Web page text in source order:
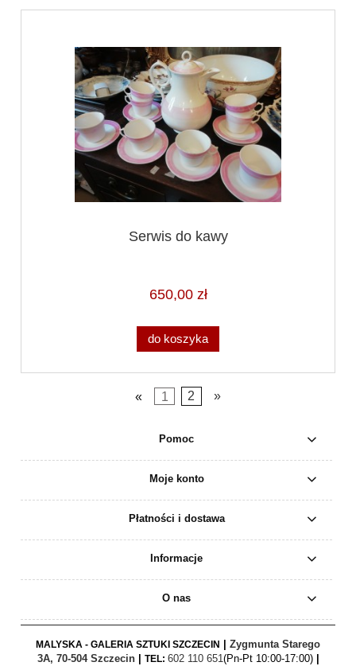
Serwis do kawy
650,00 zł
do koszyka
« 1 2 »
Pomoc
Moje konto
Płatności i dostawa
Informacje
O nas
MALYSKA - GALERIA SZTUKI SZCZECIN
Zygmunta Starego
3A, 70-504 Szczecin
TEL: 602 110 651(Pn-Pt 10:00-17:00)|